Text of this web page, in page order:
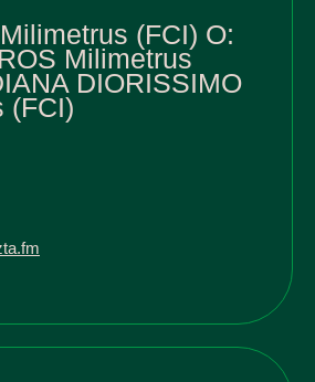
(FCI) O:
Milimetrus
DIORISSIMO
(FCI)